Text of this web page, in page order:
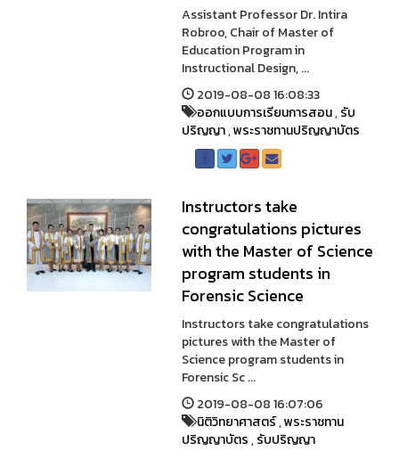
Assistant Professor Dr. Intira
Robroo, Chair of Master of
Education Program in
Instructional Design, ...
2019-08-08 16:08:33
ออกแบบการเรียนการสอน,รับ
ปริญญา,พระราชทานปริญญาบัตร
Instructors take
congratulations pictures
with the Master of Science
program students in
Forensic Science
Instructors take congratulations
pictures with the Master of
Science program students in
Forensic Sc ...
2019-08-08 16:07:06
นิติวิทยาศาสตร์,พระราชทาน
ปริญญาบัตร,รับปริญญา